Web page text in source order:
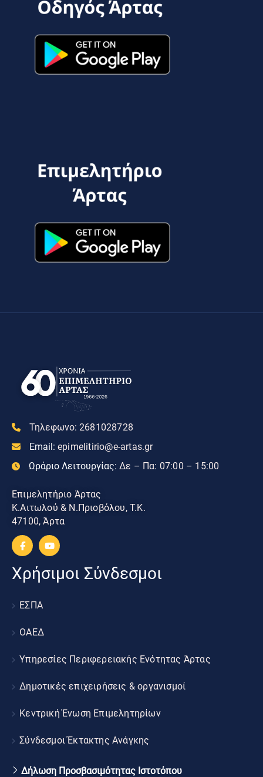
Τηλεφωνο: 2681028728
Email: epimelitirio@e-artas.gr
Ωράριο Λειτουργίας: Δε – Πα: 07:00 – 15:00
Επιμελητήριο Άρτας
Κ.Αιτωλού & Ν.Πριοβόλου, Τ.Κ.
47100, Άρτα
Χρήσιμοι Σύνδεσμοι
ΕΣΠΑ
ΟΑΕΔ
Υπηρεσίες Περιφερειακής Ενότητας Άρτας
Δημοτικές επιχειρήσεις & οργανισμοί
Κεντρική Ένωση Επιμελητηρίων
Σύνδεσμοι Έκτακτης Ανάγκης
Δήλωση Προσβασιμότητας Ιστοτόπου